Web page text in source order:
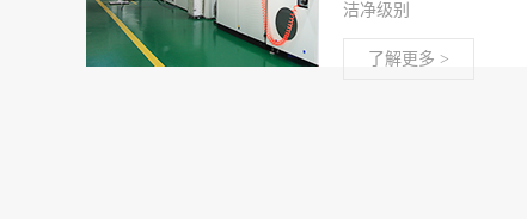
洁净级别
了解更多 >